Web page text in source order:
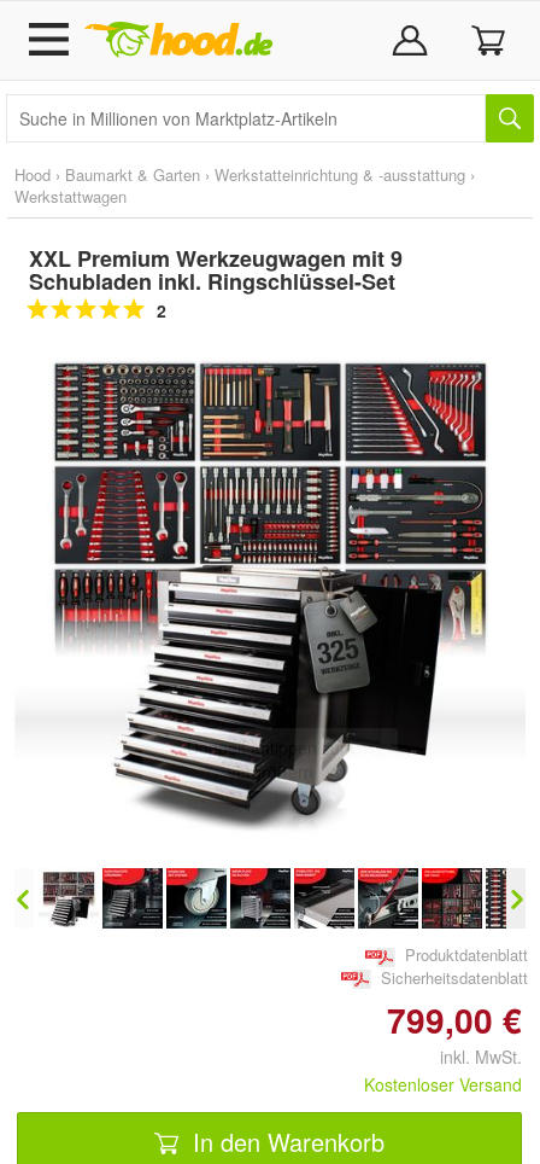
Hood › Baumarkt & Garten › Werkstatteinrichtung & -ausstattung ›
Werkstattwagen
XXL Premium Werkzeugwagen mit 9
Schubladen inkl. Ringschlüssel-Set
2
Doppelt antippen zum
vergrößern
Produktdatenblatt
Sicherheitsdatenblatt
799,00 €
inkl. MwSt.
Kostenloser Versand
In den Warenkorb